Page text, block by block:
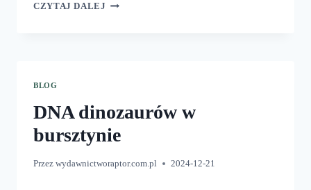
CZYTAJ DALEJ NARODZINY
BLOG
DNA dinozaurów w
bursztynie
Przez wydawnictworaptor.com.pl 2024-12-21